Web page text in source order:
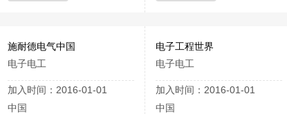
施耐德电气中国
电子电工
加入时间：2016-01-01
中国
电子工程世界
电子电工
加入时间：2016-01-01
中国